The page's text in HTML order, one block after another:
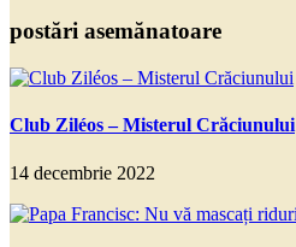
postări asemănatoare
Club Ziléos – Misterul Crăciunului
14 decembrie 2022